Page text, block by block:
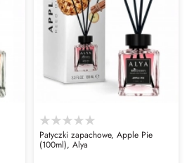
Patyczki zapachowe, Apple Pie
(100ml), Alya